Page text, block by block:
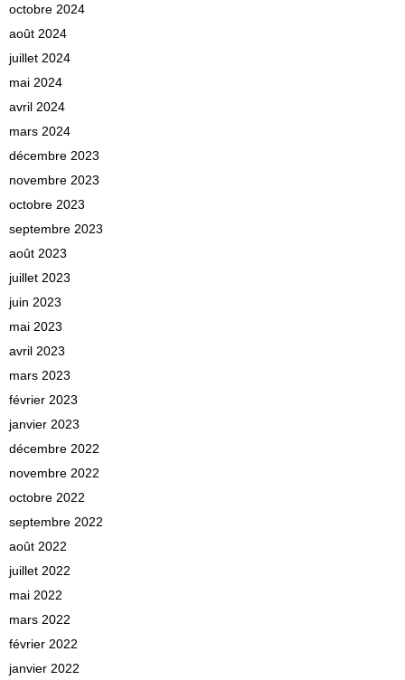
octobre 2024
août 2024
juillet 2024
mai 2024
avril 2024
mars 2024
décembre 2023
novembre 2023
octobre 2023
septembre 2023
août 2023
juillet 2023
juin 2023
mai 2023
avril 2023
mars 2023
février 2023
janvier 2023
décembre 2022
novembre 2022
octobre 2022
septembre 2022
août 2022
juillet 2022
mai 2022
mars 2022
février 2022
janvier 2022